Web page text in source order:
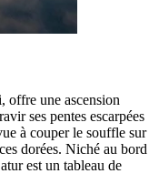
offre une ascension
ses pentes escarpées
à couper le souffle sur
dorées. Niché au bord
est un tableau de